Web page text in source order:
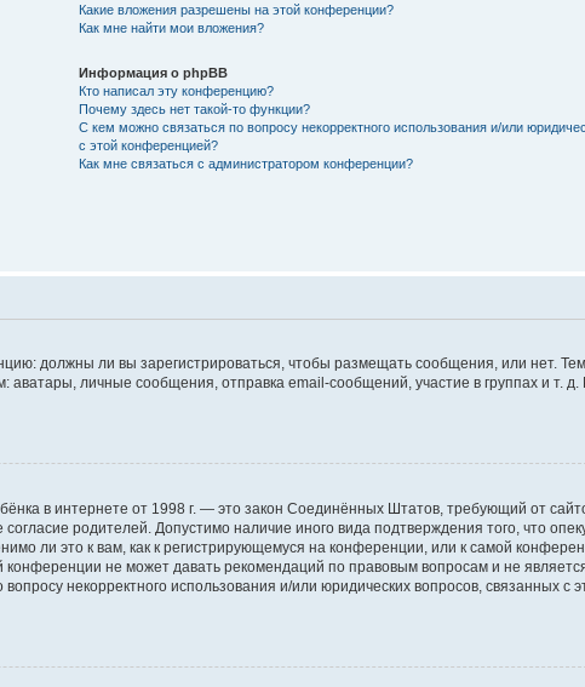
Какие вложения разрешены на этой конференции?
Как мне найти мои вложения?
Информация о phpBB
Кто написал эту конференцию?
Почему здесь нет такой-то функции?
С кем можно связаться по вопросу некорректного использования и/или
с этой конференцией?
Как мне связаться с администратором конференции?
должны ли вы зарегистрироваться, чтобы размещать сообщения, или нет.
личные сообщения, отправка email-сообщений, участие в группах и т. д.
в интернете от 1998 г. — это закон Соединённых Штатов, требующий от
родителей. Допустимо наличие иного вида подтверждения того, что
ли это к вам, как к регистрирующемуся на конференции, или к самой
не может давать рекомендаций по правовым вопросам и не
некорректного использования и/или юридических вопросов, связанных с